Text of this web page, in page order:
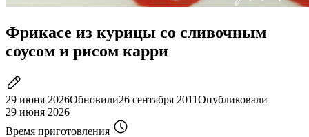
Фрикасе из курицы со сливочным
соусом и рисом карри
29 июня 2026Обновили26 сентября 2011Опубликовали
29 июня 2026
Время приготовления